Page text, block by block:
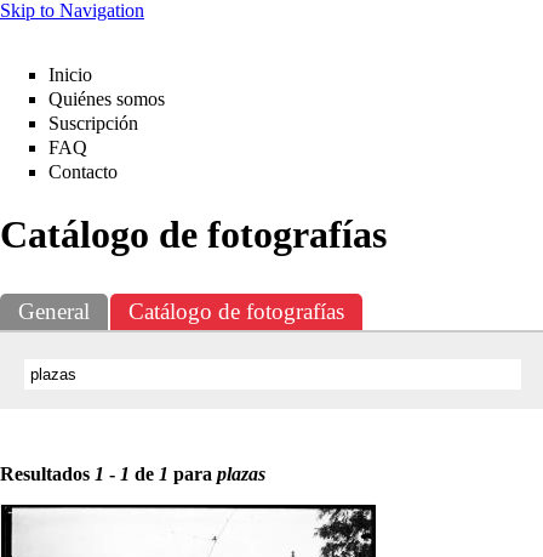
Skip to Navigation
Inicio
Quiénes somos
Suscripción
FAQ
Contacto
Catálogo de fotografías
General Catálogo de fotografías
Resultados 1 - 1 de 1 para plazas